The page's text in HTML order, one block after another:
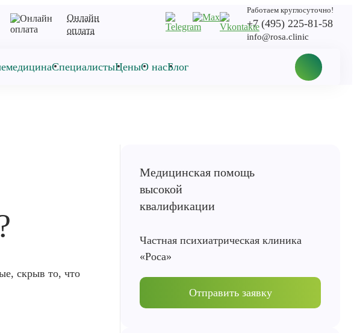
Онлайн
оплата
Работаем круглосуточно!
+7 (495) 225-81-58
info@rosa.clinic
СпециалистыЦеныО насБлог
скрыв то, что
Частная психиатрическая клиника
«Роса»
Отправить заявку